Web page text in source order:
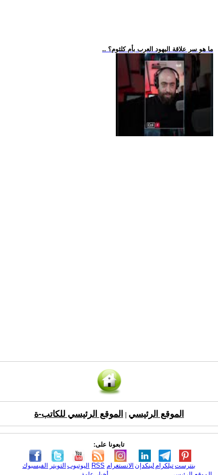
.. ما هو سر علاقة اليهود العرب بأم كلثوم؟
الموقع الرئيسي الموقع الرئيسي للكاتب-ة
تابعونا على:
الفيسبوك التويتر اليوتيوب RSS الانستغرام لينكدإن تيلكرامبنترست